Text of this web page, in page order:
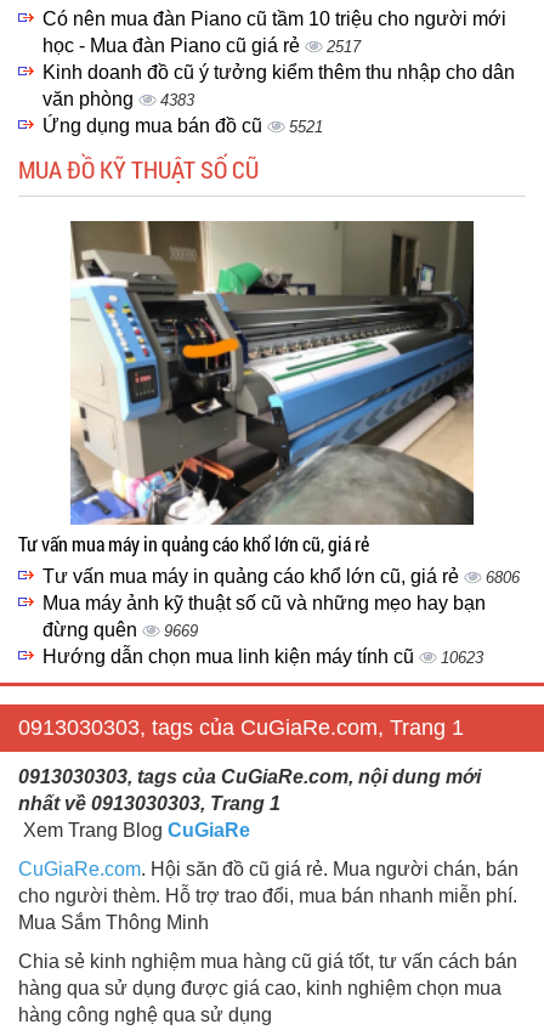
Có nên mua đàn Piano cũ tầm 10 triệu cho người mới
học - Mua đàn Piano cũ giá rẻ
2517
Kinh doanh đồ cũ ý tưởng kiểm thêm thu nhập cho dân
văn phòng
4383
Ứng dụng mua bán đồ cũ 5521
MUA ĐỒ KỸ THUẬT SỐ CŨ
Tư vấn mua máy in quảng cáo khổ lớn cũ, giá rẻ
Tư vấn mua máy in quảng cáo khổ lớn cũ, giá rẻ 6806
Mua máy ảnh kỹ thuật số cũ và những mẹo hay bạn
đừng quên
9669
Hướng dẫn chọn mua linh kiện máy tính cũ 10623
0913030303, tags của CuGiaRe.com, Trang 1
0913030303, tags của CuGiaRe.com, nội dung mới
nhất về 0913030303, Trang 1
Xem Trang Blog CuGiaRe
CuGiaRe.com. Hội săn đồ cũ giá rẻ. Mua người chán, bán
cho người thèm. Hỗ trợ trao đổi, mua bán nhanh miễn phí.
Mua Sắm Thông Minh
Chia sẻ kinh nghiệm mua hàng cũ giá tốt, tư vấn cách bán
hàng qua sử dụng được giá cao, kinh nghiệm chọn mua
hàng công nghệ qua sử dụng